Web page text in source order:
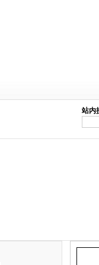
站内